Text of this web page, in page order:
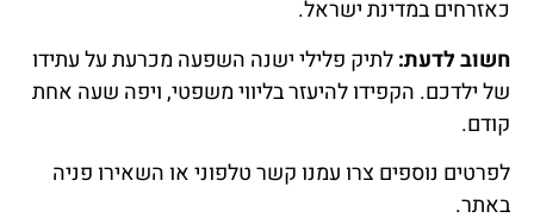
כאזרחים במדינת ישראל.
חשוב לדעת:לתיק פלילי ישנה השפעה מכרעת על עתידו
של ילדכם. הקפידו להיעזר בליווי משפטי, ויפה שעה אחת
קודם.
לפרטים נוספים צרו עמנו קשר טלפוני או השאירו פניה
באתר.